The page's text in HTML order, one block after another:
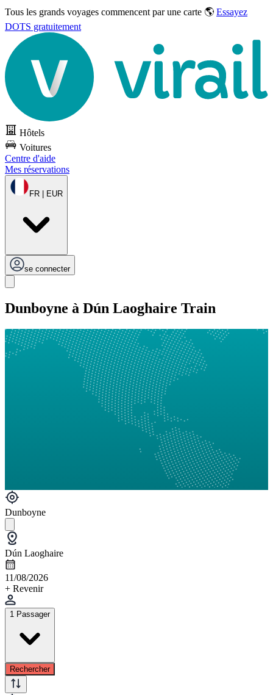
Tous les grands voyages commencent par une carte 🌎 Essayez
DOTS gratuitement
Hôtels
Voitures
Centre d'aide
Mes réservations
FR | EUR
se connecter
Dunboyne à Dún Laoghaire Train
Dunboyne
Dún Laoghaire
11/08/2026
+ Revenir
1 Passager
Rechercher